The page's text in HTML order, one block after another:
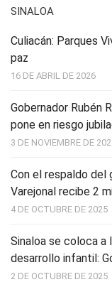
SINALOA
Culiacán: Parques
paz
16 DE ABRIL DE 2026
Gobernador Rubén
pone en riesgo
3 DE NOVIEMBRE DE
Con el respaldo del
Varejonal recibe 2
4 DE OCTUBRE DE 2025
Sinaloa se coloca a
desarrollo infantil:
2 DE OCTUBRE DE 2025